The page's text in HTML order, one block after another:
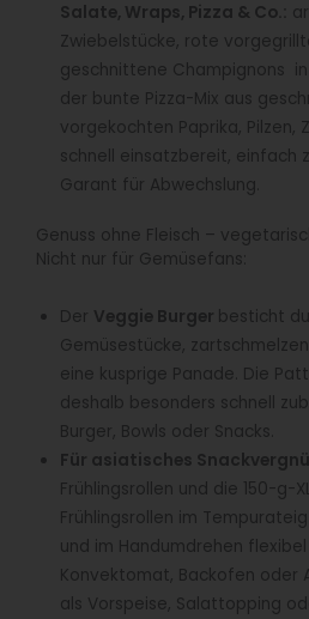
Salate, Wraps, Pizza & Co.:
Zwiebelstücke, rote
geschnittene Champignons
der bunte Pizza-Mix aus
vorgekochten Paprika, Pilzen,
schnell einsatzbereit, einfach
Garant für Abwechslung.
Genuss ohne Fleisch –
Nicht nur für Gemüsefans:
Der Veggie Burger besticht
Gemüsestücke,
eine kusprige Panade. Die
deshalb besonders schnell
Burger, Bowls oder Snacks.
Für asiatisches
Frühlingsrollen und die 150-g-
Frühlingsrollen im
und im Handumdrehen
Konvektomat, Backofen oder
als Vorspeise, Salattopping